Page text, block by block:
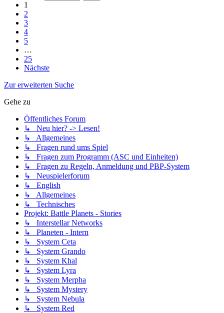
1
2
3
4
5
…
25
Nächste
Zur erweiterten Suche
Gehe zu
Öffentliches Forum
↳ Neu hier? -> Lesen!
↳ Allgemeines
↳ Fragen rund ums Spiel
↳ Fragen zum Programm (ASC und Einheiten)
↳ Fragen zu Regeln, Anmeldung und PBP-System
↳ Neuspielerforum
↳ English
↳ Allgemeines
↳ Technisches
Projekt: Battle Planets - Stories
↳ Interstellar Networks
↳ Planeten - Intern
↳ System Ceta
↳ System Grando
↳ System Khal
↳ System Lyra
↳ System Merpha
↳ System Mystery
↳ System Nebula
↳ System Red